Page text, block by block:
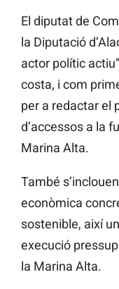
El diputat de
la Diputació
actor polític
costa, i com
per a redactar el
d’accessos a la
Marina Alta.
També
econòmica
sostenible, així
execució
la Marina Alta.